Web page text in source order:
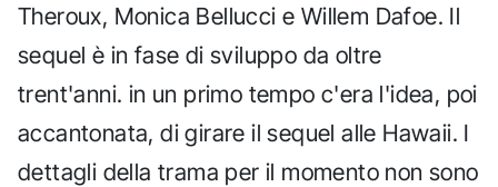
Theroux, Monica Bellucci e Willem Dafoe. Il
sequel è in fase di sviluppo da oltre
trent'anni. in un primo tempo c'era l'idea, poi
accantonata, di girare il sequel alle Hawaii. I
dettagli della trama per il momento non sono